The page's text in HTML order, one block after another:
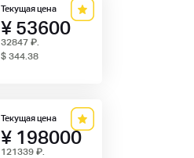
Текущая цена
¥ 53600
32847 ₽.
$ 344.38
Текущая цена
¥ 198000
121339 ₽.